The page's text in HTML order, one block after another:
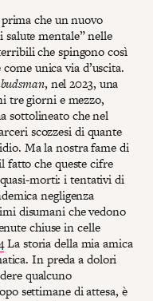
che un nuovo
mentale” nelle
che spingono così
unica via d’uscita.
, nel 2023, una
tre giorni e mezzo,
sottolineato che nel
scozzesi di quante
Ma la nostra fame di
fatto che queste cifre
morti: i tentativi di
negligenza
disumani che vedono
chiuse in celle
La storia della mia amica
In preda a dolori
qualcuno
settimane di attesa, è